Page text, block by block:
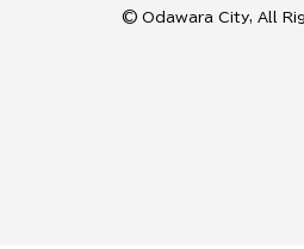
© Odawara City, All